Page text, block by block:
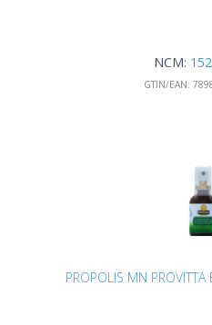
NCM:
GTIN/EAN:
PROPOLIS MN